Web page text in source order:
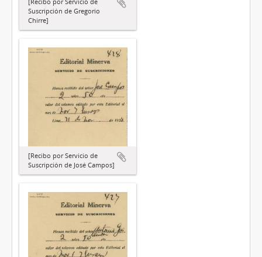
Suscripción de Gregorio
Chirre]
[Recibo por Servicio de
Suscripción de José Campos]